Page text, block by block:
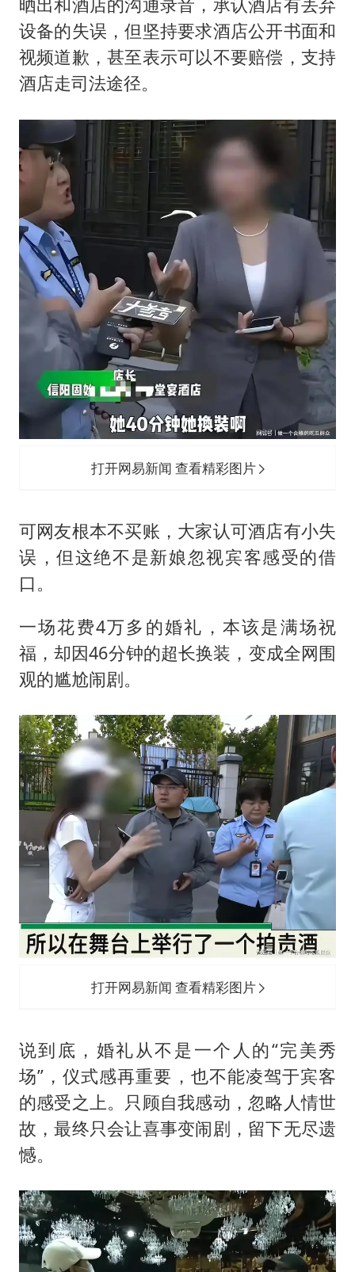
设备的失误，但坚持要求酒店公开书面和
视频道歉，甚至表示可以不要赔偿，支持
酒店走司法途径。
打开网易新闻 查看精彩图片
可网友根本不买账，大家认可酒店有小失
误，但这绝不是新娘忽视宾客感受的借
口。
一场花费4万多的婚礼，本该是满场祝
福，却因46分钟的超长换装，变成全网围
观的尴尬闹剧。
打开网易新闻 查看精彩图片
说到底，婚礼从不是一个人的“完美秀
场”，仪式感再重要，也不能凌驾于宾客
的感受之上。只顾自我感动，忽略人情世
故，最终只会让喜事变闹剧，留下无尽遗
憾。